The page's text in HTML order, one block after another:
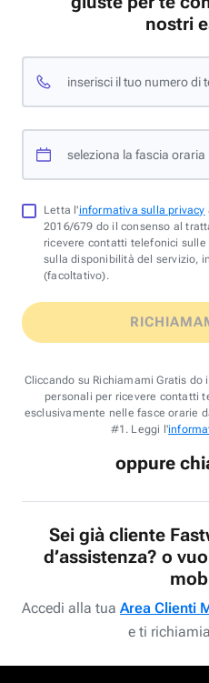
nostri
inserisci il tuo numero di
seleziona la fascia oraria
Letta l'informativa sulla privacy
2016/679 do il consenso al
ricevere contatti telefonici
sulla disponibilità del servizio,
(facoltativo).
Cliccando su Richiamami Gratis
personali per ricevere contatti
esclusivamente nelle fasce orarie
#1. Leggi l'
oppure
Sei già cliente
d’assistenza? o
Accedi alla tua Area Clienti
e ti